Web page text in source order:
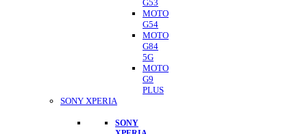
G53
MOTO
G54
MOTO
G84
5G
MOTO
G9
PLUS
SONY XPERIA
SONY